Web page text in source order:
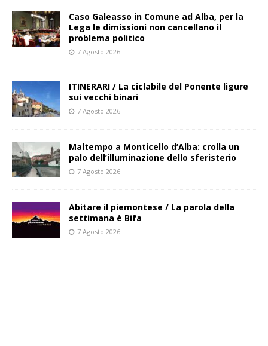
Caso Galeasso in Comune ad Alba, per la
Lega le dimissioni non cancellano il
problema politico
7 Agosto 2026
ITINERARI / La ciclabile del Ponente ligure
sui vecchi binari
7 Agosto 2026
Maltempo a Monticello d’Alba: crolla un
palo dell’illuminazione dello sferisterio
7 Agosto 2026
Abitare il piemontese / La parola della
settimana è Bifa
7 Agosto 2026